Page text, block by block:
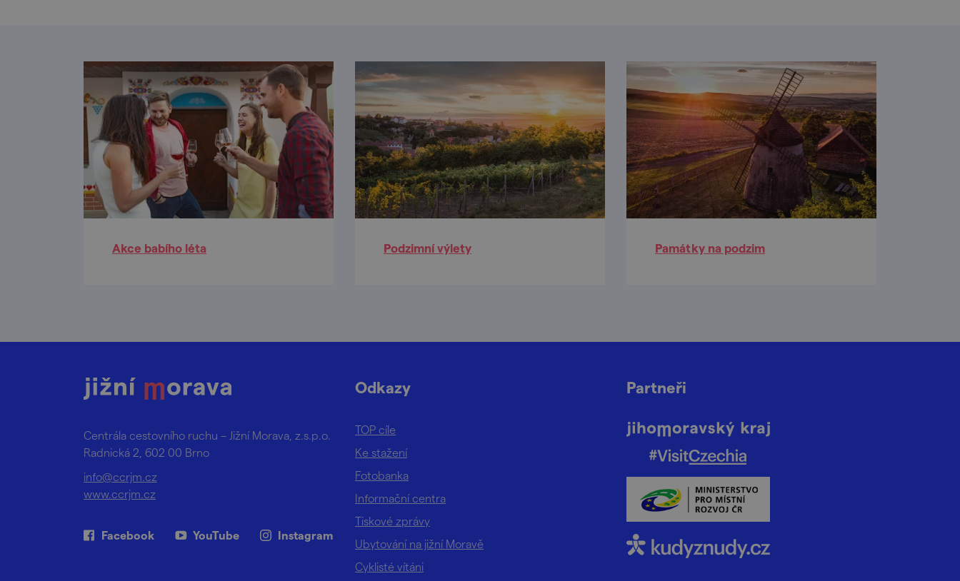
Akce babího léta Podzimní výlety Památky na podzim
Centrála cestovního ruchu – Jižní Morava, z.s.p.o.
Radnická 2, 602 00 Brno
info@ccrjm.cz
www.ccrjm.cz
Facebook YouTube Instagram
Odkazy
TOP cíle
Ke stažení
Fotobanka
Informační centra
Tiskové zprávy
Ubytování na jižní Moravě
Cyklisté vítáni
Partneři